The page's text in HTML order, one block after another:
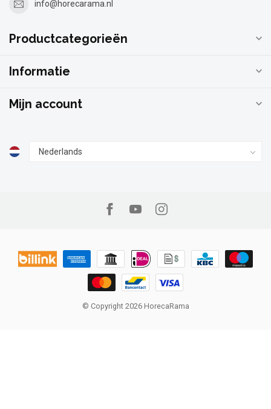
info@horecarama.nl
Productcategorieën
Informatie
Mijn account
© Copyright 2026 HorecaRama